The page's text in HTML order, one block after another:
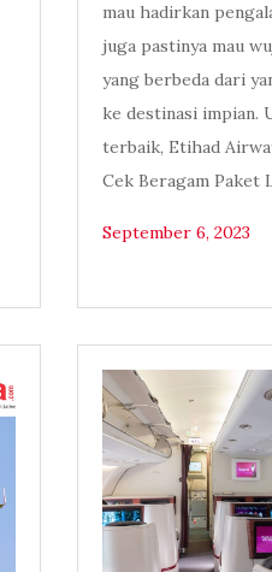
mau hadirkan
juga pastinya mau
yang berbeda dari
ke destinasi impian.
terbaik, Etihad
Cek Beragam Paket
September 6, 2023